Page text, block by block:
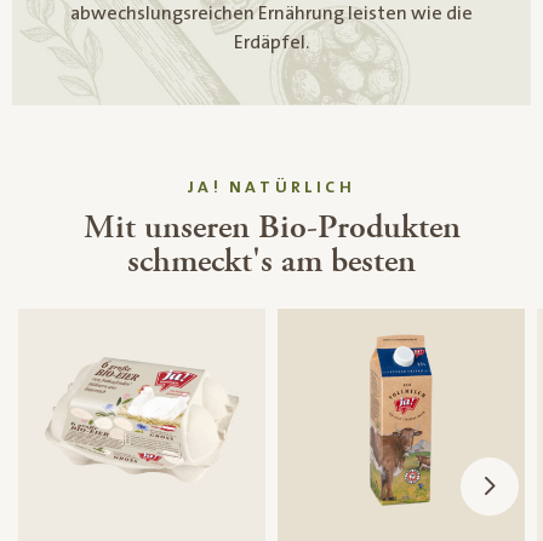
abwechslungsreichen Ernährung leisten wie die
Erdäpfel.
JA! NATÜRLICH
Mit unseren Bio-Produkten
schmeckt's am besten